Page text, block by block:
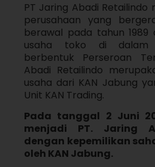
PT Jaring Abadi Retailindo
perusahaan yang
berawal pada tahun 1989
usaha toko di dalam
berbentuk Perseroan
Abadi Retailindo
usaha dari KAN Jabung
Unit KAN Trading.
Pada tanggal 2 Juni
menjadi PT. Jaring
dengan kepemilikan
oleh KAN Jabung.